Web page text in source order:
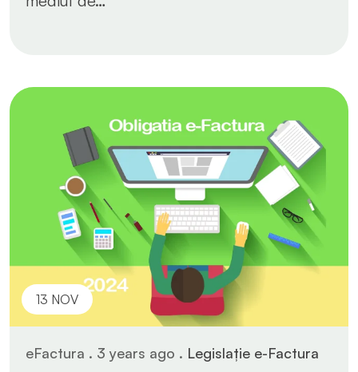
13 NOV
eFactura . 3 years ago . Legislație e-Factura